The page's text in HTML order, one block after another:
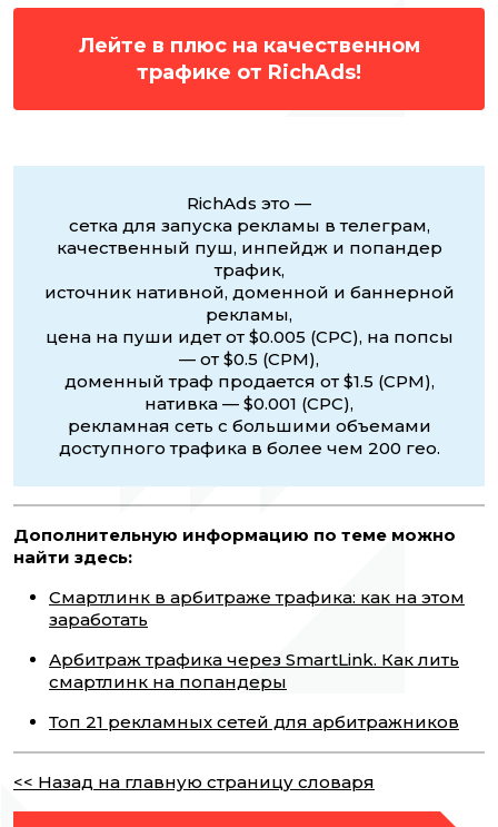
Лейте в плюс на качественном
трафике от RichAds!
RichAds это —
сетка для запуска рекламы в телеграм,
качественный пуш, инпейдж и попандер
трафик,
источник нативной, доменной и баннерной
рекламы,
цена на пуши идет от $0.005 (CPC), на попсы
— от $0.5 (CPM),
доменный траф продается от $1.5 (CPM),
нативка — $0.001 (CPC),
рекламная сеть с большими объемами
доступного трафика в более чем 200 гео.
Дополнительную информацию по теме можно
найти здесь:
Смартлинк в арбитраже трафика: как на этом
заработать
Арбитраж трафика через SmartLink. Как лить
смартлинк на попандеры
Топ 21 рекламных сетей для арбитражников
<< Назад на главную страницу словаря